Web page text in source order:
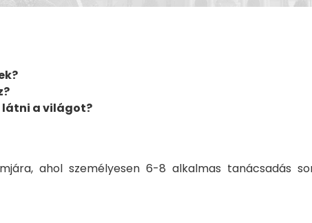
látni a világot?
ahol személyesen 6-8 alkalmas tanácsadás